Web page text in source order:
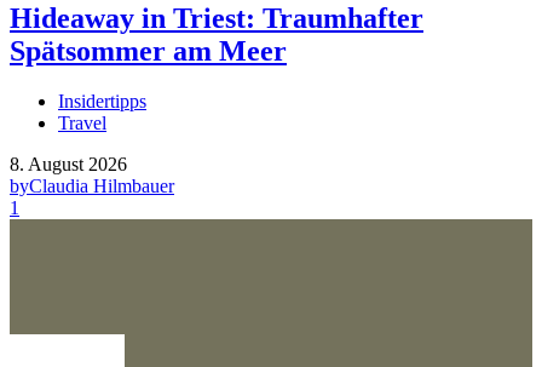
Hideaway in Triest: Traumhafter
Spätsommer am Meer
Insidertipps
Travel
8. August 2026
byClaudia Hilmbauer
1